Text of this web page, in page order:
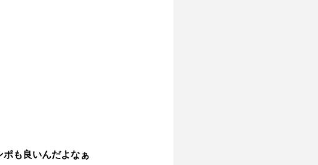
も良いんだよなぁ